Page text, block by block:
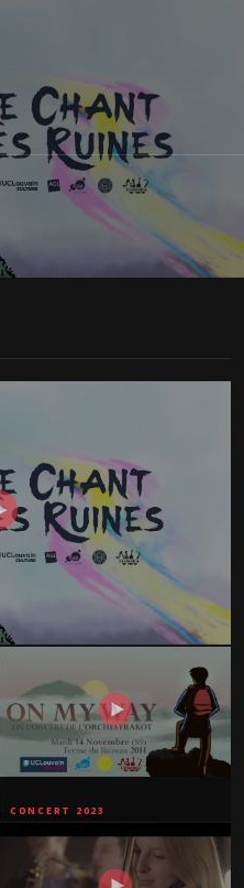
CONCERT 2023
Trailer — Édition 2023